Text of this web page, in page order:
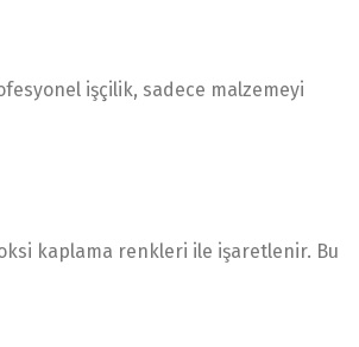
işçilik, sadece malzemeyi
kaplama renkleri ile işaretlenir. Bu